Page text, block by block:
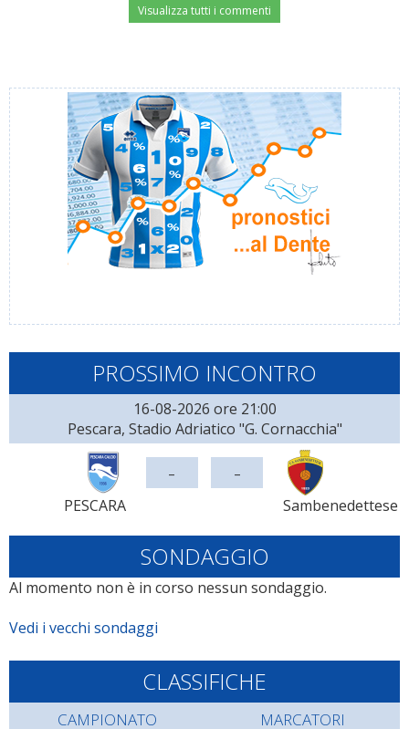
Visualizza tutti i commenti
PROSSIMO INCONTRO
16-08-2026 ore 21:00
Pescara, Stadio Adriatico "G. Cornacchia"
PESCARA
- -
Sambenedettese
SONDAGGIO
Al momento non è in corso nessun sondaggio.
Vedi i vecchi sondaggi
CLASSIFICHE
CAMPIONATO MARCATORI